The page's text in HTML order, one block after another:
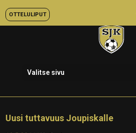
OTTELULIPUT
Valitse sivu
Uusi tuttavuus Joupiskalle